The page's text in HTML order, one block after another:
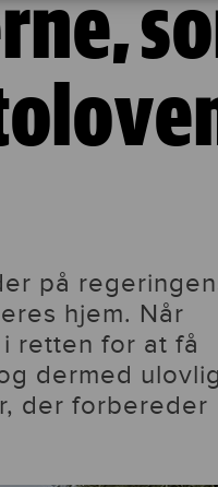
på
hjem. Når
retten for at få
dermed
der forbereder